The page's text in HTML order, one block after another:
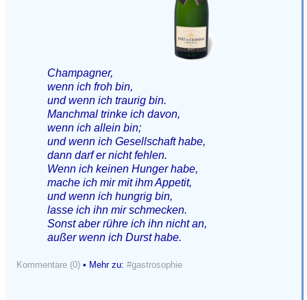
Champagner,
wenn ich froh bin,
und wenn ich traurig bin.
Manchmal trinke ich davon,
wenn ich allein bin;
und wenn ich Gesellschaft habe,
dann darf er nicht fehlen.
Wenn ich keinen Hunger habe,
mache ich mir mit ihm Appetit,
und wenn ich hungrig bin,
lasse ich ihn mir schmecken.
Sonst aber rühre ich ihn nicht an,
außer wenn ich Durst habe.
Kommentare (0) • Mehr zu: #gastrosophie